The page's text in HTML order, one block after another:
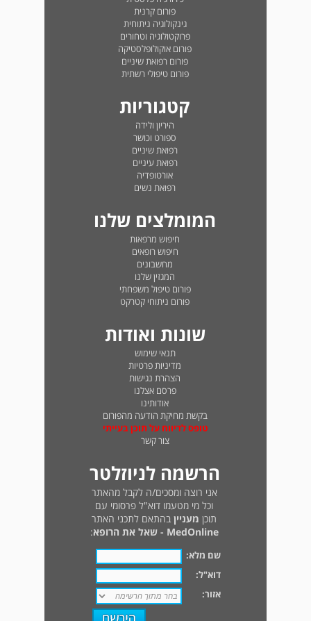
פורום קרנית
גינקולוגיה ניתוחית
פרוקטולוגיה וטחורים
פורום אוקולופלסטיקה
פורום רפואת שיניים
פורום טיפולי רשתית
קטגוריות
היריון ולידה
ספורט וכושר
רפואת שיניים
רפואת עיניים
אורטופדיה
רפואת נשים
המומלצים שלנו
חיפוש מרפאות
חיפוש רופאים
מחשבונים
המגזין שלנו
פורום טיפול משפחתי
פורום ניתוחי קטרקט
שונות ואודות
תנאי שימוש
מדיניות פרטיות
הצהרת נגישות
פרסם אצלנו
אודותינו
בקשת מחיקת הודעה מהפורום
טופס לדיווח על תוכן בעייתי
צור קשר
הרשמה לניוזלטר
אני רוצה ומסכים/ה לקבל מהאתר
וכל מי מטעמו דוא"ל פרסומי עם
תוכן מעניין בהתאם לתכני האתר
MedOnline - שאל את הרופא
:
שם מלא:
דוא"ל:
אזור: